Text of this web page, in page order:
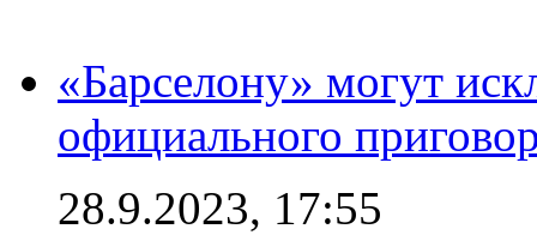
«Барселону» могут
официального
28.9.2023, 17:55